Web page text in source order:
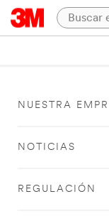
NUESTRA
NOTICIAS
REGULACIÓN